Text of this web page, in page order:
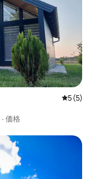
レビュー
5 (5)
· 価格